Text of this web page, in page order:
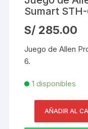
Sumart
S/ 285.00
Juego de Allen
6.
1 disponibles
Juego
AÑADIR AL